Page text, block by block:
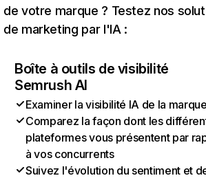
de votre marque ? Testez nos
de marketing par l'IA :
Boîte à outils de visibilité
Semrush AI
Examiner la visibilité IA de la
Comparez la façon dont les
plateformes vous présentent par
à vos concurrents
Suivez l'évolution du sentiment et